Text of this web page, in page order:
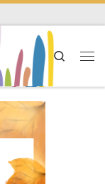
Search